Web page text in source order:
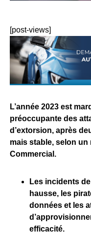
[post-views]
L’année 2023 est
préoccupante des
d’extorsion, après
mais stable, selon un
Commercial.
Les incidents
hausse, les
données et les
efficacité.